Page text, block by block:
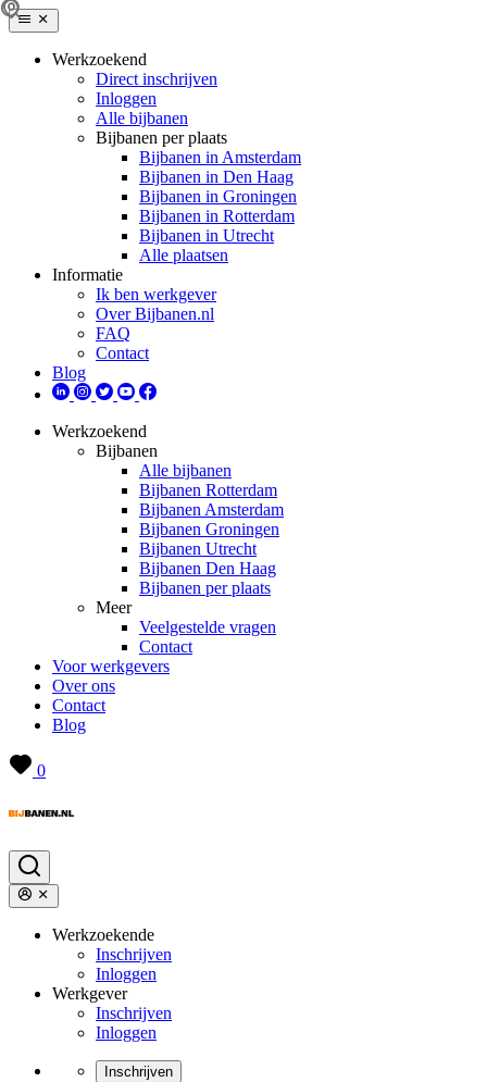
Werkzoekend
Direct inschrijven
Inloggen
Alle bijbanen
Bijbanen per plaats
Bijbanen in Amsterdam
Bijbanen in Den Haag
Bijbanen in Groningen
Bijbanen in Rotterdam
Bijbanen in Utrecht
Alle plaatsen
Informatie
Ik ben werkgever
Over Bijbanen.nl
FAQ
Contact
Blog
Werkzoekend
Bijbanen
Alle bijbanen
Bijbanen Rotterdam
Bijbanen Amsterdam
Bijbanen Groningen
Bijbanen Utrecht
Bijbanen Den Haag
Bijbanen per plaats
Meer
Veelgestelde vragen
Contact
Voor werkgevers
Over ons
Contact
Blog
0
Werkzoekende
Inschrijven
Inloggen
Werkgever
Inschrijven
Inloggen
Inschrijven